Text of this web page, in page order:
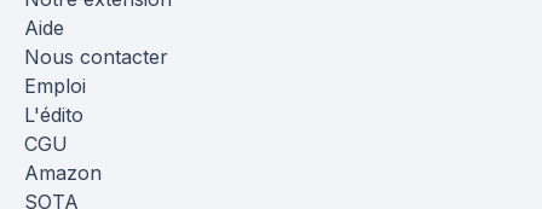
Aide
Nous contacter
Emploi
L'édito
CGU
Amazon
SOTA